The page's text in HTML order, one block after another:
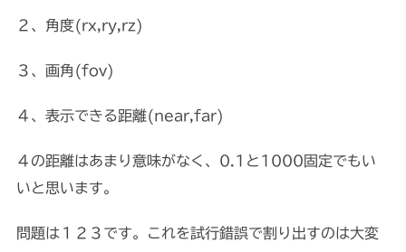
２、角度(rx,ry,rz)
３、画角(fov)
４、表示できる距離(near,far)
４の距離はあまり意味がなく、0.1と1000固定でもい
いと思います。
問題は１２３です。これを試行錯誤で割り出すのは大変